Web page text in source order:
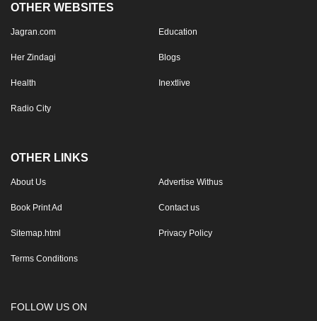
OTHER WEBSITES
Jagran.com Education
Her Zindagi Blogs
Health Inextlive
Radio City
OTHER LINKS
About Us Advertise Withus
Book Print Ad Contact us
Sitemap.html Privacy Policy
Terms Conditions
FOLLOW US ON